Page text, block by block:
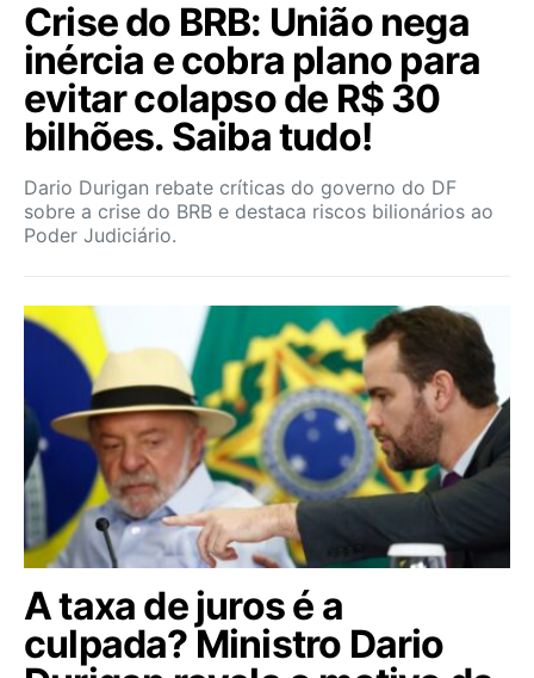
Crise do BRB: União nega
inércia e cobra plano para
evitar colapso de R$ 30
bilhões. Saiba tudo!
Dario Durigan rebate críticas do governo do DF
sobre a crise do BRB e destaca riscos bilionários ao
Poder Judiciário.
A taxa de juros é a
culpada? Ministro Dario